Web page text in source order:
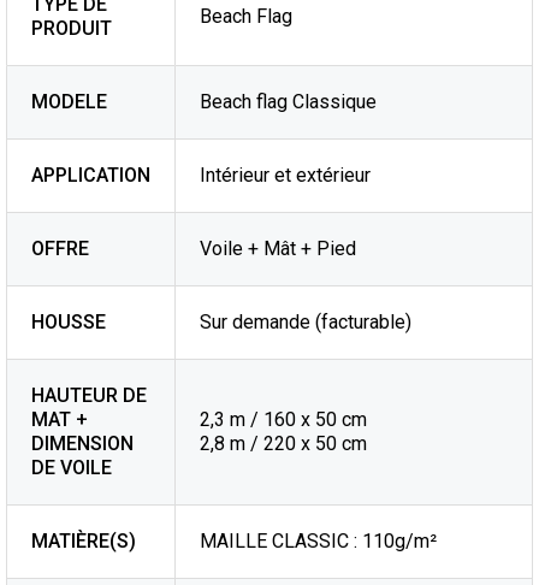
PRODUIT
Beach Flag
MODELE Beach flag Classique
APPLICATION Intérieur et extérieur
OFFRE Voile + Mât + Pied
HOUSSE Sur demande (facturable)
HAUTEUR DE
MAT +
DIMENSION
DE VOILE
2,3 m / 160 x 50 cm
2,8 m / 220 x 50 cm
MATIÈRE(S) MAILLE CLASSIC : 110g/m²